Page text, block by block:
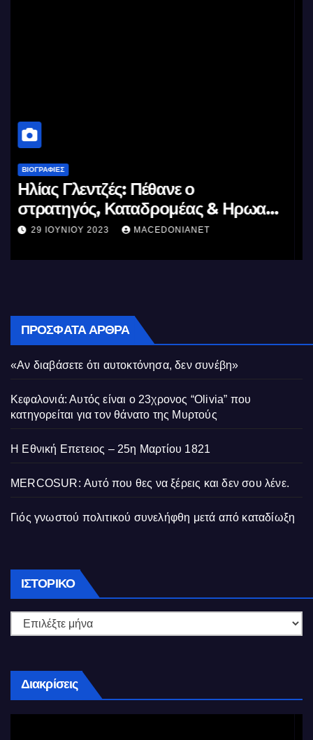
ΒΙΟΓΡΑΦΊΕΣ
Μέγας Αλέξανδρος: Ο μέγιστος των
Ελλήνων
11 ΙΟΥΝΊΟΥ 2023 MACEDONIANET
ΠΡΌΣΦΑΤΑ ΆΡΘΡΑ
«Αν διαβάσετε ότι αυτοκτόνησα, δεν συνέβη»
Κεφαλονιά: Αυτός είναι ο 23χρονος “Olivia” που
κατηγορείται για τον θάνατο της Μυρτούς
Η Εθνική Επετειος – 25η Μαρτίου 1821
MERCOSUR: Αυτό που θες να ξέρεις και δεν σου λένε.
Γιός γνωστού πολιτικού συνελήφθη μετά από καταδίωξη
ΙΣΤΟΡΙΚΌ Ιστορικό
Διακρίσεις